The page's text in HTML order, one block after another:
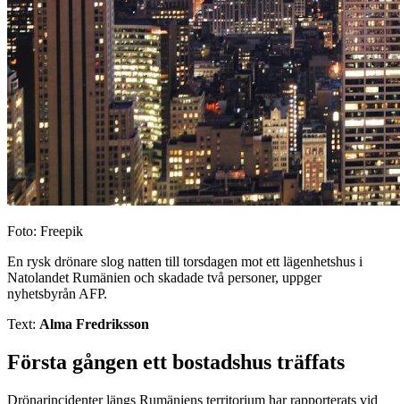
Foto: Freepik
En rysk drönare slog natten till torsdagen mot ett lägenhetshus i
Natolandet Rumänien och skadade två personer, uppger
nyhetsbyrån AFP.
Text: Alma Fredriksson
Första gången ett bostadshus träffats
Drönarincidenter längs Rumäniens territorium har rapporterats vid